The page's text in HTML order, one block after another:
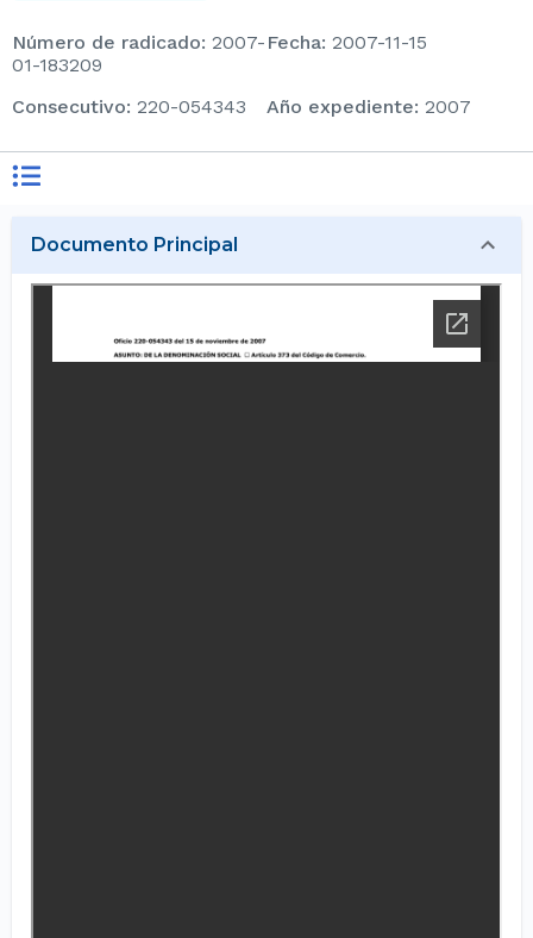
Número de radicado: 2007-
01-183209
Fecha: 2007-11-15
consecutivo: 220-054343 Año expediente: 2007
Documento Principal